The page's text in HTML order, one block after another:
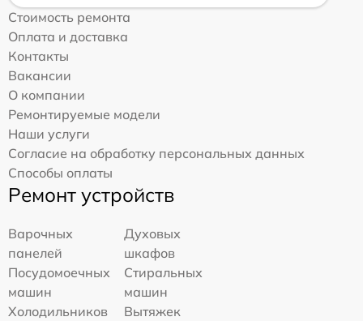
Стоимость ремонта
Оплата и доставка
Контакты
Вакансии
О компании
Ремонтируемые модели
Наши услуги
Согласие на обработку персональных данных
Способы оплаты
Ремонт устройств
Варочных
панелей
Духовых
шкафов
Посудомоечных
машин
Стиральных
машин
Холодильников
Вытяжек